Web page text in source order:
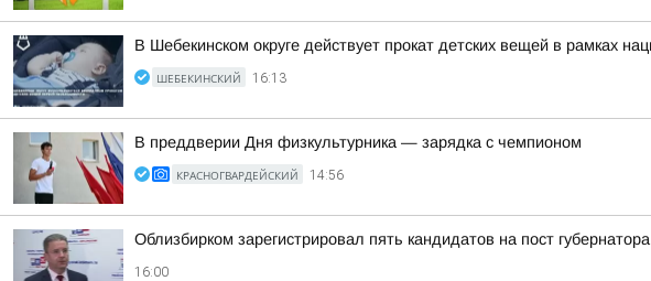
В Шебекинском округе действует прокат детских вещей в рамках
ШЕБЕКИНСКИЙ 16:13
В преддверии Дня физкультурника — зарядка с чемпионом
КРАСНОГВАРДЕЙСКИЙ 14:56
Облизбирком зарегистрировал пять кандидатов на пост
16:00